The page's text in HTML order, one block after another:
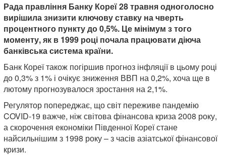
Рада правління Банку Кореї 28 травня одноголосно
вирішила знизити ключову ставку на чверть
процентного пункту до 0,5%. Це мінімум з того
моменту, як в 1999 році почала працювати діюча
банківська система країни.
Банк Кореї також погіршив прогноз інфляції в цьому році
до 0,3% з 1% і очікує зниження ВВП на 0,2%, хоча ще в
лютому прогнозувалося зростання на 2,1%.
Регулятор попереджає, що світ переживе пандемію
COVID-19 важче, ніж світова фінансова криза 2008 року,
а скорочення економіки Південної Кореї стане
найсильнішим з 1998 року – з часів азіатської фінансової
кризи.